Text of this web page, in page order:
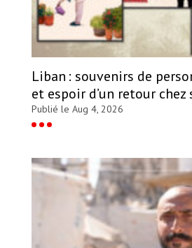
Liban : souvenirs de
et espoir d’un retour chez
Publié le Aug 4, 2026